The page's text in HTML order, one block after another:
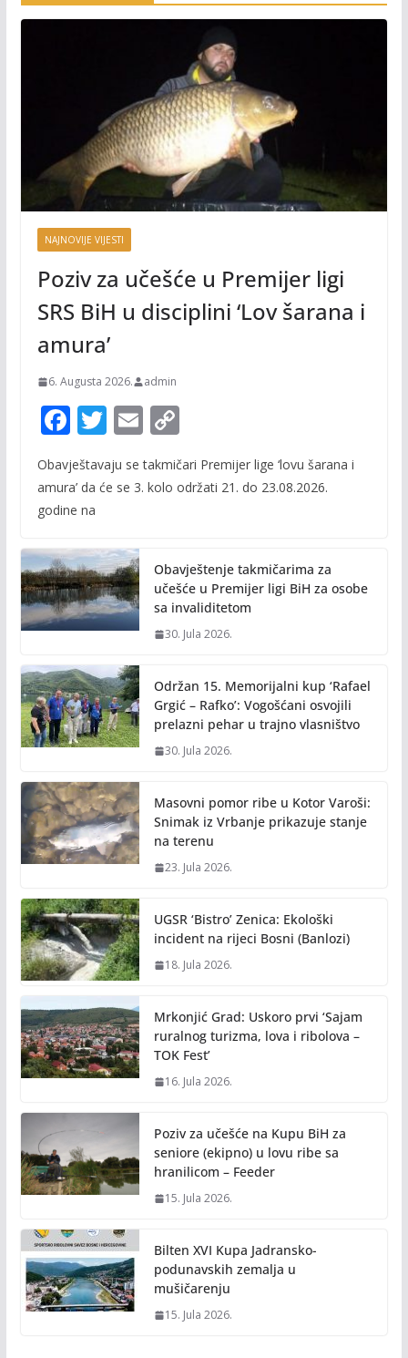
NAJNOVIJE VIJESTI
Poziv za učešće u Premijer ligi
SRS BiH u disciplini ‘Lov šarana i
amura’
6. Augusta 2026. admin
F
ac
e
b
o
k
T
itt
E
m
ai
C
o
p
n
k
Obavještavaju se takmičari Premijer lige ‘lovu šarana i
amura’ da će se 3. kolo održati 21. do 23.08.2026.
godine na
Obavještenje takmičarima za
učešće u Premijer ligi BiH za osobe
sa invaliditetom
30. Jula 2026.
Održan 15. Memorijalni kup ‘Rafael
Grgić – Rafko’: Vogošćani osvojili
prelazni pehar u trajno vlasništvo
30. Jula 2026.
Masovni pomor ribe u Kotor Varoši:
Snimak iz Vrbanje prikazuje stanje
na terenu
23. Jula 2026.
UGSR ‘Bistro’ Zenica: Ekološki
incident na rijeci Bosni (Banlozi)
18. Jula 2026.
Mrkonjić Grad: Uskoro prvi ‘Sajam
ruralnog turizma, lova i ribolova –
TOK Fest’
16. Jula 2026.
Poziv za učešće na Kupu BiH za
seniore (ekipno) u lovu ribe sa
hranilicom – Feeder
15. Jula 2026.
Bilten XVI Kupa Jadransko-
podunavskih zemalja u
mušičarenju
15. Jula 2026.